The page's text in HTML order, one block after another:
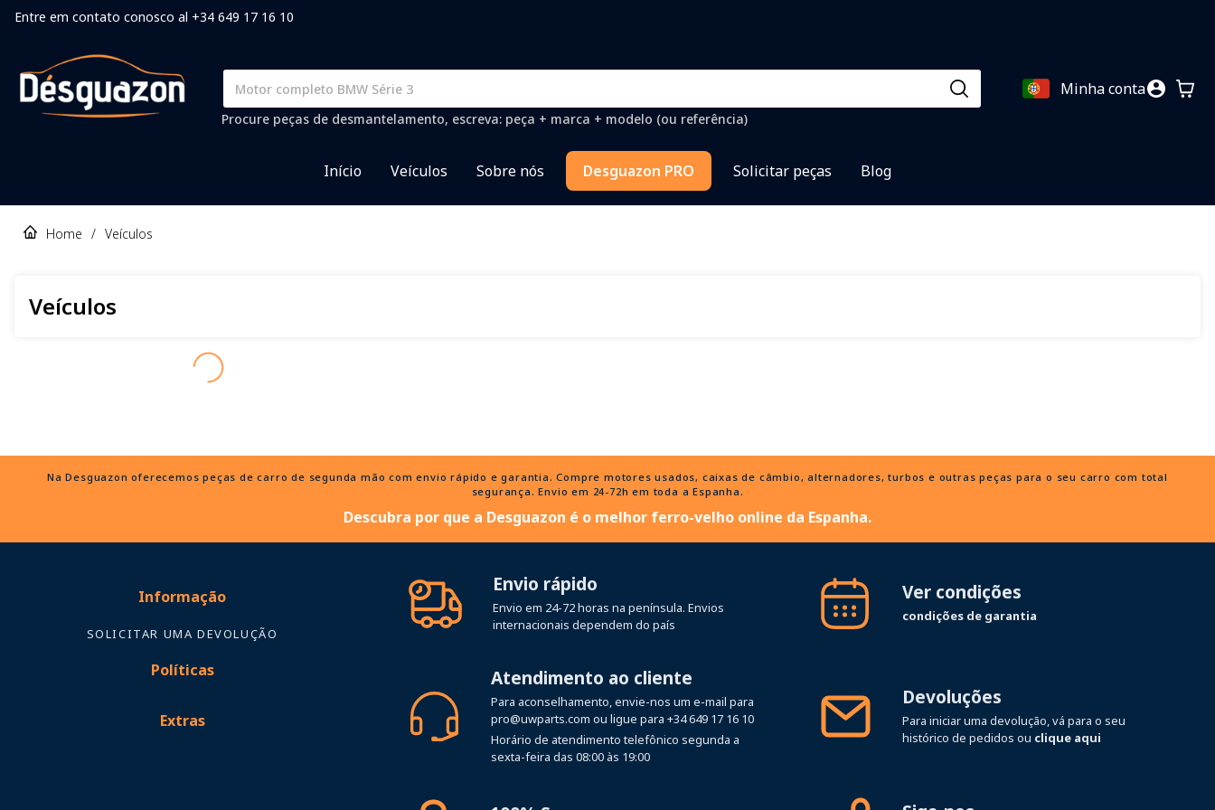
Entre em contato conosco al +34 649 17 16 10
Procure peças de desmantelamento, escreva: peça + marca + modelo (ou referência)
Minha conta
Início Veículos Sobre nós Desguazon PRO Solicitar peças Blog
Home / Veículos
Veículos
segurança. Envio em 24-72h em toda a Espanha.
Descubra por que a Desguazon é o melhor ferro-velho online da Espanha.
SOLICITAR UMA DEVOLUÇÃO
Políticas
Envio em 24-72 horas na península. Envios
internacionais dependem do país
condições de garantia
Para aconselhamento, envie-nos um e-mail para
pro@uwparts.comou ligue para +34 649 17 16 10
Horário de atendimento telefônico segunda a
sexta-feira das 08:00 às 19:00
Para iniciar uma devolução, vá para o seu
histórico de pedidos ou
Apenas pagamentos seguros